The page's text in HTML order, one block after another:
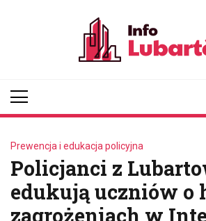
Prewencja i edukacja policyjna
Policjanci z
edukują uczniów o
zagrożeniach w